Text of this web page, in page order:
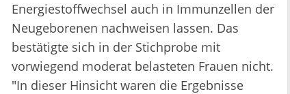
Energiestoffwechsel auch in Immunzellen der
Neugeborenen nachweisen lassen. Das
bestätigte sich in der Stichprobe mit
vorwiegend moderat belasteten Frauen nicht.
"In dieser Hinsicht waren die Ergebnisse